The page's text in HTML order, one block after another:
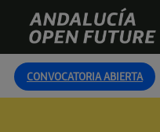
content
Andalucía
Open
Future
CONVOCATORIA ABIERTA